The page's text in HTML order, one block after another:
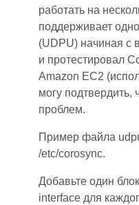
работать на
поддерживает
(UDPU) начиная с
и протестировал
Amazon EC2
могу подтвердить,
проблем.
Пример файла
/etc/corosync.
Добавьте один
interface для